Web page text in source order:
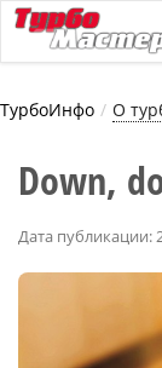
ТурбоИнфо О
Down,
Дата публикации: